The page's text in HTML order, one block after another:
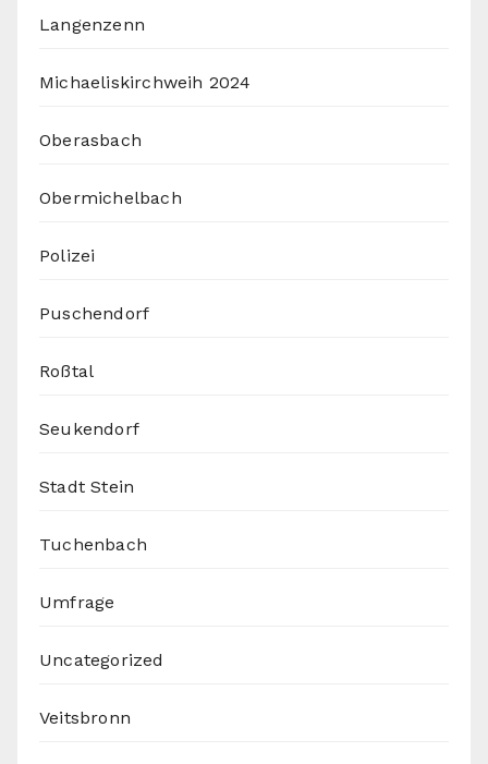
Langenzenn
Michaeliskirchweih 2024
Oberasbach
Obermichelbach
Polizei
Puschendorf
Roßtal
Seukendorf
Stadt Stein
Tuchenbach
Umfrage
Uncategorized
Veitsbronn